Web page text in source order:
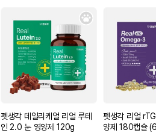
펫생각 데일리케얼 리얼 루테
인 2.0 눈 영양제 120g
펫생각 리얼
양제 180캡슐